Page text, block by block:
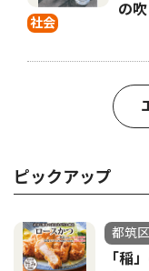
社会
の
ピックアップ
都筑区
「稲